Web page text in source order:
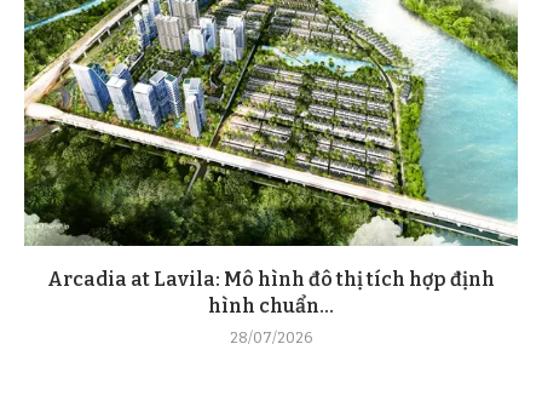
Arcadia at Lavila: Mô hình đô thị tích hợp định
hình chuẩn...
28/07/2026